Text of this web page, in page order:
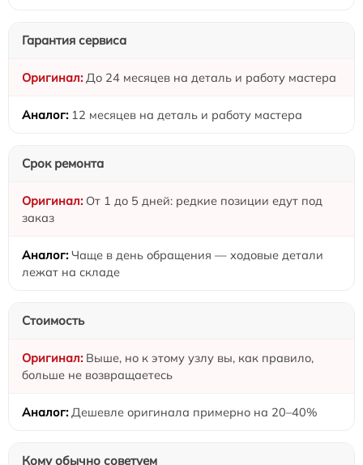
Гарантия сервиса
До 24 месяцев на деталь и работу мастера
12 месяцев на деталь и работу мастера
Срок ремонта
От 1 до 5 дней: редкие позиции едут под
заказ
Чаще в день обращения — ходовые детали
лежат на складе
Стоимость
Выше, но к этому узлу вы, как правило,
больше не возвращаетесь
Дешевле оригинала примерно на 20–40%
Кому обычно советуем